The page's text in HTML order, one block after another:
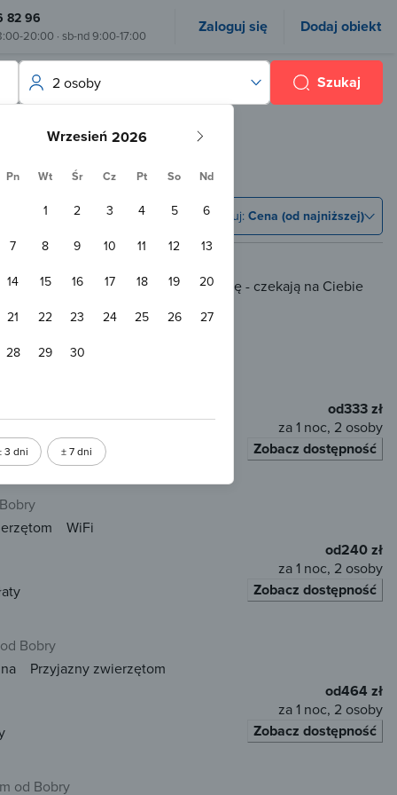
82 96
20:00 · sb-nd 9:00-17:00 Zaloguj się Dodaj obiekt
Wrzesień
Pn Wt Śr Cz Pt So Nd
1 2 3 4 5
6
7
8 9 10 11 12
13
14
15 16 17 18 19
20
21
22 23 24 25 26
27
28
29 30
3 dni ± 7 dni
2 osoby Szukaj
Sortuj: Cena (od najniższej)
rezerwacji online, ale nie martw się - czekają na Ciebie
od333 zł
za 1 noc, 2 osoby
Zobacz dostępność
WiFi
od240 zł
za 1 noc, 2 osoby
Zobacz dostępność
Bobry
Przyjazny zwierzętom
od464 zł
za 1 noc, 2 osoby
Zobacz dostępność
od Bobry